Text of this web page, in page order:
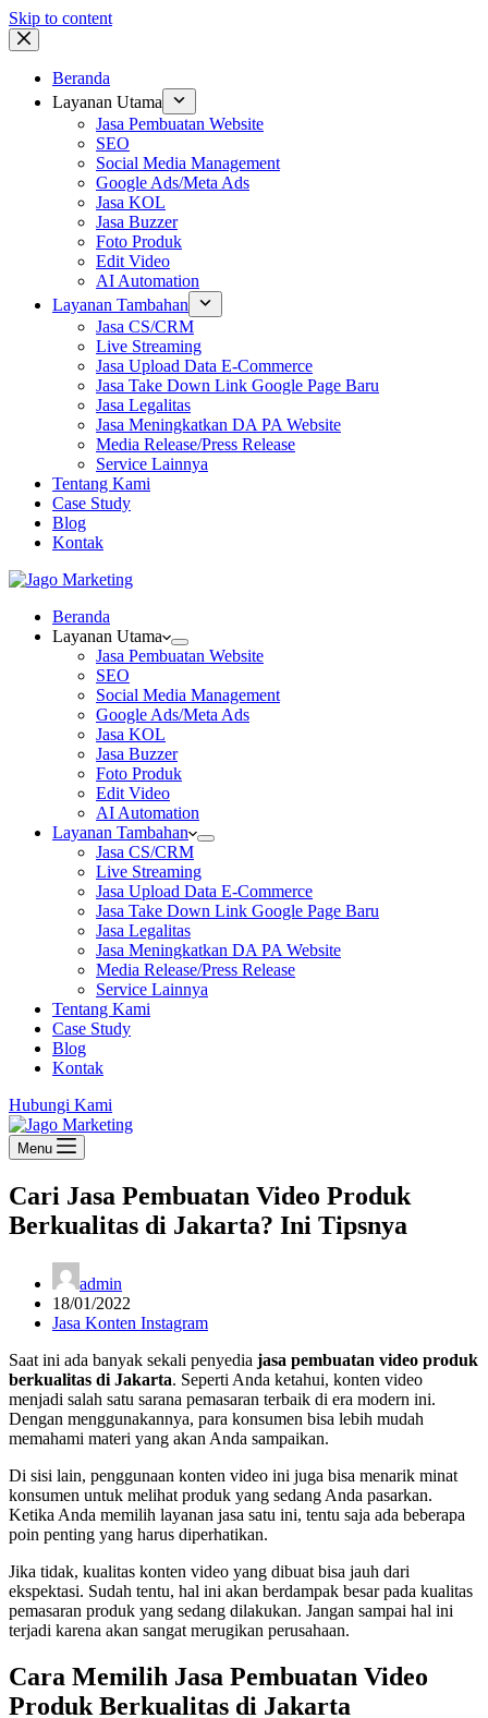
Skip to content
Beranda
Layanan Utama
Jasa Pembuatan Website
SEO
Social Media Management
Google Ads/Meta Ads
Jasa KOL
Jasa Buzzer
Foto Produk
Edit Video
AI Automation
Layanan Tambahan
Jasa CS/CRM
Live Streaming
Jasa Upload Data E-Commerce
Jasa Take Down Link Google Page Baru
Jasa Legalitas
Jasa Meningkatkan DA PA Website
Media Release/Press Release
Service Lainnya
Tentang Kami
Case Study
Blog
Kontak
Beranda
Layanan Utama
Jasa Pembuatan Website
SEO
Social Media Management
Google Ads/Meta Ads
Jasa KOL
Jasa Buzzer
Foto Produk
Edit Video
AI Automation
Layanan Tambahan
Jasa CS/CRM
Live Streaming
Jasa Upload Data E-Commerce
Jasa Take Down Link Google Page Baru
Jasa Legalitas
Jasa Meningkatkan DA PA Website
Media Release/Press Release
Service Lainnya
Tentang Kami
Case Study
Blog
Kontak
Hubungi Kami
Menu
Cari Jasa Pembuatan Video Produk
Berkualitas di Jakarta? Ini Tipsnya
admin
18/01/2022
Jasa Konten Instagram
Saat ini ada banyak sekali penyedia jasa pembuatan video produk
berkualitas di Jakarta. Seperti Anda ketahui, konten video
menjadi salah satu sarana pemasaran terbaik di era modern ini.
Dengan menggunakannya, para konsumen bisa lebih mudah
memahami materi yang akan Anda sampaikan.
Di sisi lain, penggunaan konten video ini juga bisa menarik minat
konsumen untuk melihat produk yang sedang Anda pasarkan.
Ketika Anda memilih layanan jasa satu ini, tentu saja ada beberapa
poin penting yang harus diperhatikan.
Jika tidak, kualitas konten video yang dibuat bisa jauh dari
ekspektasi. Sudah tentu, hal ini akan berdampak besar pada kualitas
pemasaran produk yang sedang dilakukan. Jangan sampai hal ini
terjadi karena akan sangat merugikan perusahaan.
Cara Memilih Jasa Pembuatan Video
Produk Berkualitas di Jakarta